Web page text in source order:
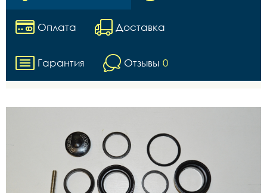
Оплата Доставка
Гарантия Отзывы 0